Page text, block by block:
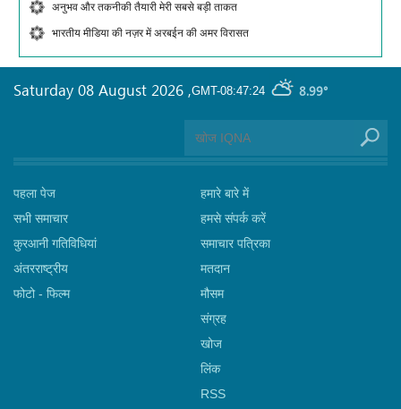
अनुभव और तकनीकी तैयारी मेरी सबसे बड़ी ताकत
भारतीय मीडिया की नज़र में अरबईन की अमर विरासत
GMT-08:47:24 8.99°
Saturday 08 August 2026 ,
पहला पेज
सभी समाचार
कुरआनी गतिविधियां
अंतरराष्ट्रीय
फोटो - फिल्म
हमारे बारे में
हमसे संपर्क करें
समाचार पत्रिका
मतदान
मौसम
संग्रह
खोज
लिंक
RSS